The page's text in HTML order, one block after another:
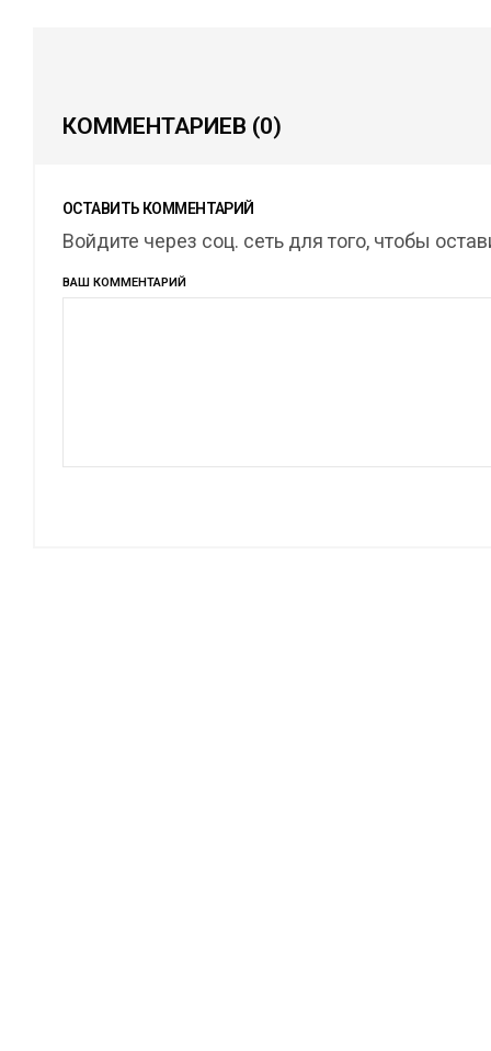
КОММЕНТАРИЕВ (0)
ОСТАВИТЬ КОММЕНТАРИЙ
Войдите через соц. сеть для того, чтобы
ВАШ КОММЕНТАРИЙ